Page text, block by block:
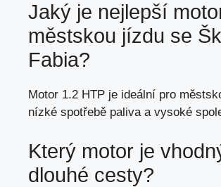
Jaký je nejlepší
městskou jízdu se
Fabia?
Motor 1.2 HTP je ideální pro
nízké spotřebě paliva a vysoké
Který motor je
dlouhé cesty?